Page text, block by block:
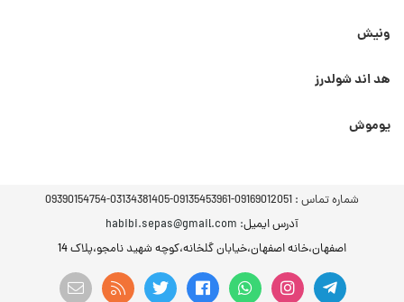
ونیش
هد اند شولدرز
یوموش
شماره تماس : 09169012051-09135453961-03134381405-09390154754
آدرس ایمیل: habibi.sepas@gmail.com
اصفهان،خانه اصفهان،خیابان گلخانه،کوچه شهید نامجو،پلاک 14